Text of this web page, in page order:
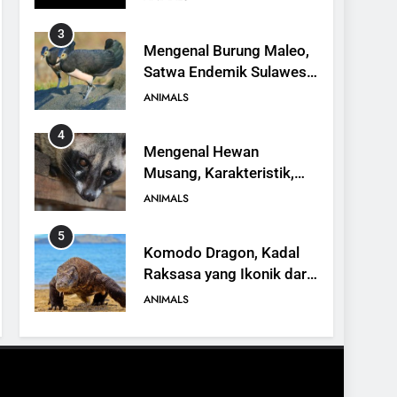
3
Mengenal Burung Maleo,
Satwa Endemik Sulawesi
yang Terancam Punah
ANIMALS
4
Mengenal Hewan
Musang, Karakteristik,
Jenis, dan Peran dalam
ANIMALS
5
Komodo Dragon, Kadal
Raksasa yang Ikonik dari
Indonesia
ANIMALS
6
Kanguru Pohon Mantel